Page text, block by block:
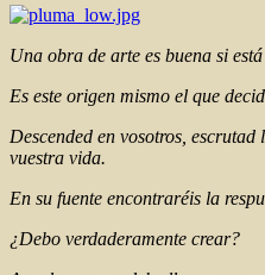
Una obra de arte es buena si
Es este origen mismo el que
Descended en vosotros,
vuestra vida.
En su fuente encontraréis la
¿Debo verdaderamente crear?